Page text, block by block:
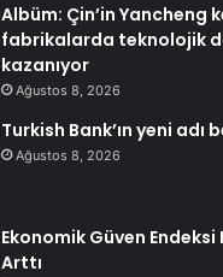
Albüm: Çin’in Yancheng
fabrikalarda teknolojik
kazanıyor
Ağustos 8, 2026
Turkish Bank’ın yeni adı
Ağustos 8, 2026
Ekonomik Güven Endeksi
Arttı